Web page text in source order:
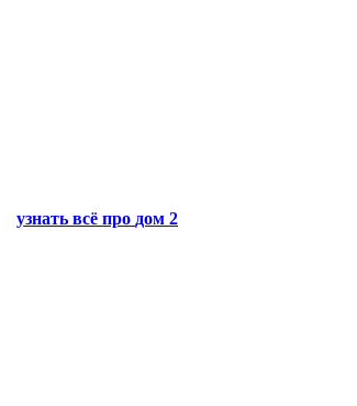
узнать всё про дом 2